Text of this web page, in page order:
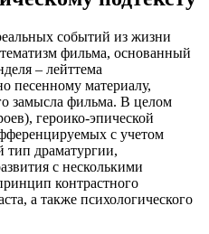
событий из жизни
фильма, основанный
– лейттема
песенному материалу,
замысла фильма. В целом
героико-эпической
с учетом
тип драматургии,
с несколькими
контрастного
а также психологического